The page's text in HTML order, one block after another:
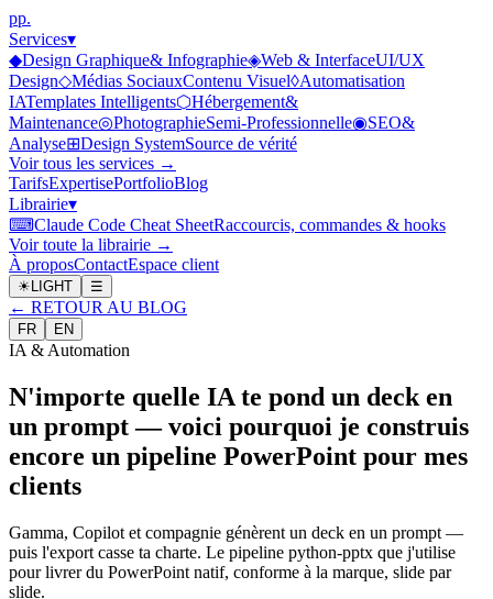
pp.
Services▾
◆Design Graphique& Infographie◈Web & InterfaceUI/UX
Design◇Médias SociauxContenu Visuel◊Automatisation
IATemplates Intelligents⬡Hébergement&
Maintenance◎PhotographieSemi-Professionnelle◉SEO&
Analyse⊞Design SystemSource de vérité
Voir tous les services →
TarifsExpertisePortfolioBlog
Librairie▾
⌨Claude Code Cheat SheetRaccourcis, commandes & hooks
Voir toute la librairie →
À proposContactEspace client
☀ LIGHT ☰
← RETOUR AU BLOG
FR EN
IA & Automation
N'importe quelle IA te pond un deck en
un prompt — voici pourquoi je construis
encore un pipeline PowerPoint pour mes
clients
Gamma, Copilot et compagnie génèrent un deck en un prompt —
puis l'export casse ta charte. Le pipeline python-pptx que j'utilise
pour livrer du PowerPoint natif, conforme à la marque, slide par
slide.